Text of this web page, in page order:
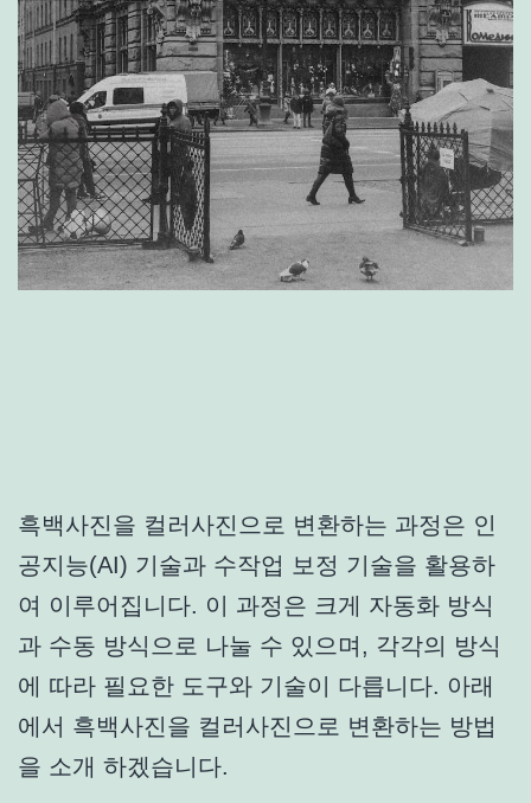
흑백사진을 컬러사진으로 변환하는 과정은 인
공지능(AI) 기술과 수작업 보정 기술을 활용하
여 이루어집니다. 이 과정은 크게 자동화 방식
과 수동 방식으로 나눌 수 있으며, 각각의 방식
에 따라 필요한 도구와 기술이 다릅니다. 아래
에서 흑백사진을 컬러사진으로 변환하는 방법
을 소개 하겠습니다.